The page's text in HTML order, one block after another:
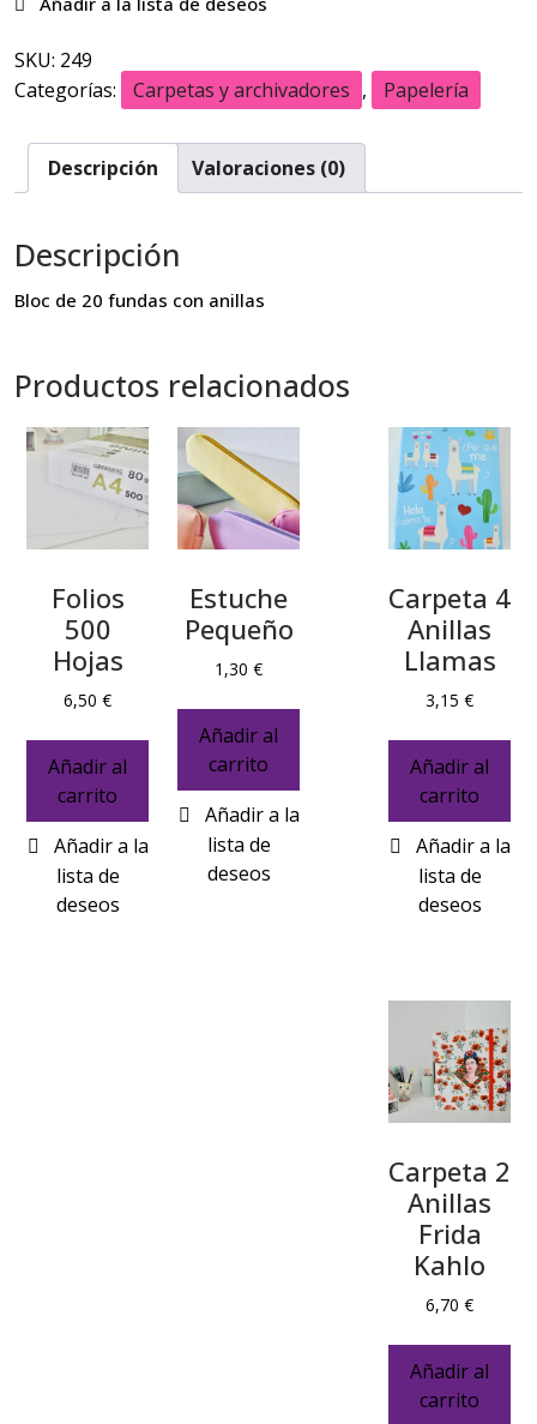
SKU: 249
Categorías:
Carpetas y archivadores , Papelería
Descripción Valoraciones (0)
Descripción
Bloc de 20 fundas con anillas
Productos relacionados
Folios
500
Hojas
6,50 €
Añadir al
carrito
Carpeta 4
Anillas
Llamas
3,15 €
Añadir al
carrito
Estuche
Pequeño
1,30 €
Añadir al
carrito
Carpeta 2
Anillas
Frida
Kahlo
6,70 €
Añadir al
carrito